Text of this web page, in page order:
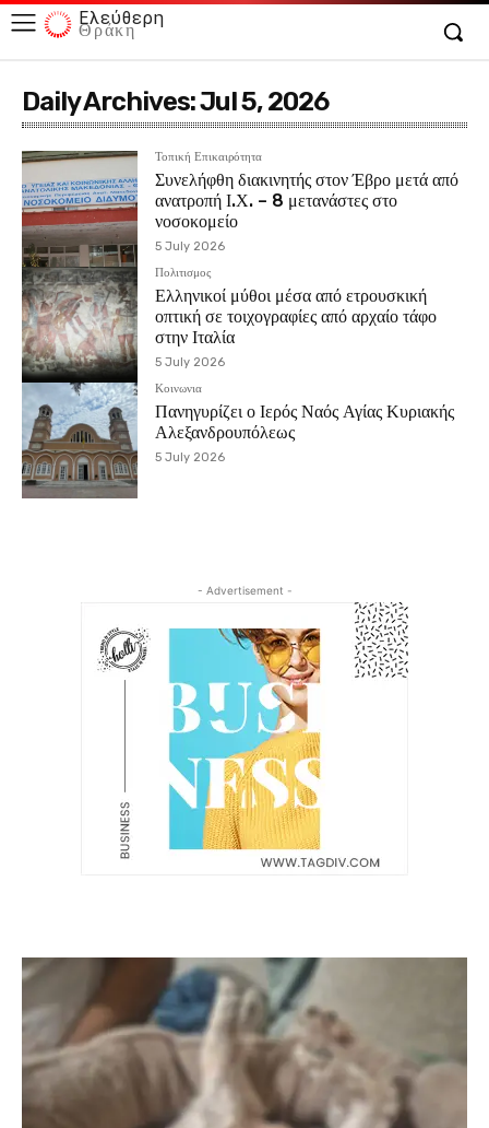
Ελεύθερη
Θράκη
Daily Archives: Jul 5, 2026
Τοπική Επικαιρότητα
Συνελήφθη διακινητής στον Έβρο μετά από
ανατροπή Ι.Χ. – 8 μετανάστες στο
νοσοκομείο
5 July 2026
Πολιτισμος
Ελληνικοί μύθοι μέσα από ετρουσκική
οπτική σε τοιχογραφίες από αρχαίο τάφο
στην Ιταλία
5 July 2026
Κοινωνια
Πανηγυρίζει ο Ιερός Ναός Αγίας Κυριακής
Αλεξανδρουπόλεως
5 July 2026
- Advertisement -